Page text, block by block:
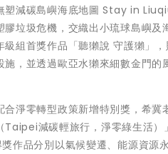
塑減碳島嶼海底地圖 Stay in
垃圾危機，交織出小琉球島嶼
組首獎作品「聽獺說 守護獺」
施，並透過歐亞水獺來細數金門
合淨零轉型政策新增特別獎，希
Taipei減碳輕旅行，淨零綠生活
作品分別以氣候變遷、能源資源